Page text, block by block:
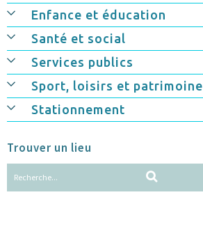
Enfance et éducation
Santé et social
Services publics
Sport, loisirs et patrimoine
Stationnement
Trouver un lieu